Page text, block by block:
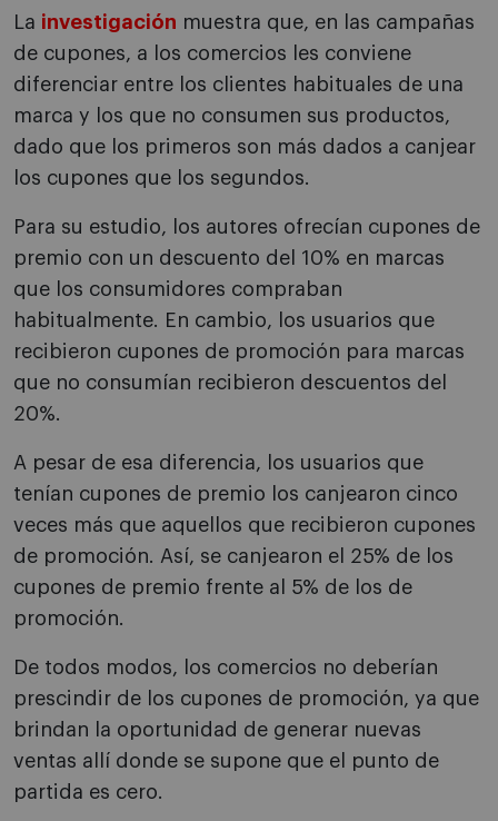
La investigación muestra que, en las campañas
de cupones, a los comercios les conviene
diferenciar entre los clientes habituales de una
marca y los que no consumen sus productos,
dado que los primeros son más dados a canjear
los cupones que los segundos.
Para su estudio, los autores ofrecían cupones de
premio con un descuento del 10% en marcas
que los consumidores compraban
habitualmente. En cambio, los usuarios que
recibieron cupones de promoción para marcas
que no consumían recibieron descuentos del
20%.
A pesar de esa diferencia, los usuarios que
tenían cupones de premio los canjearon cinco
veces más que aquellos que recibieron cupones
de promoción. Así, se canjearon el 25% de los
cupones de premio frente al 5% de los de
promoción.
De todos modos, los comercios no deberían
prescindir de los cupones de promoción, ya que
brindan la oportunidad de generar nuevas
ventas allí donde se supone que el punto de
partida es cero.